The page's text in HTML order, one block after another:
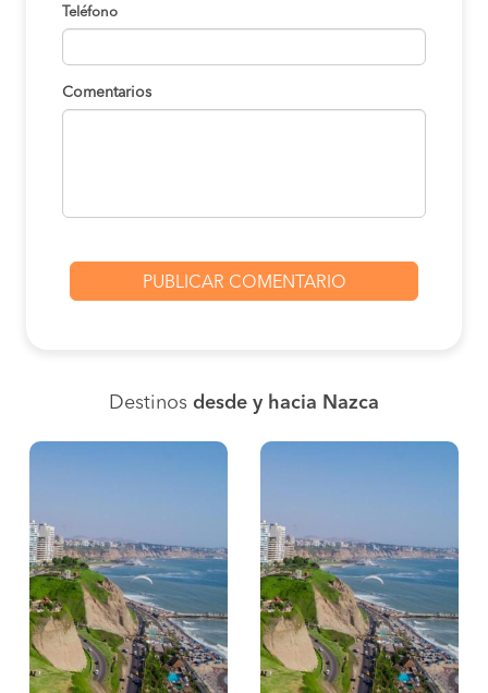
Teléfono
Comentarios
Destinos desde y hacia Nazca